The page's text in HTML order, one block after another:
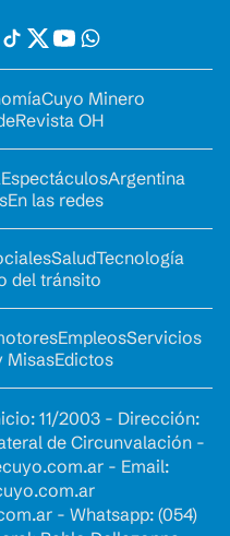
Cuyo Minero
Revista OH
EspectáculosArgentina
En las redes
SaludTecnología
del tránsito
EmpleosServicios
MisasEdictos
11/2003 - Dirección:
de Circunvalación -
- Email:
- Whatsapp: (054)